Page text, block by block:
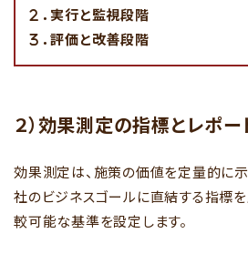
． 実行と監視段階
．評価と改善段階
２）効果測定の指標とレポー
効果測定は、施策の価値を定量的に
社のビジネスゴールに直結する指標
較可能な基準を設定します。